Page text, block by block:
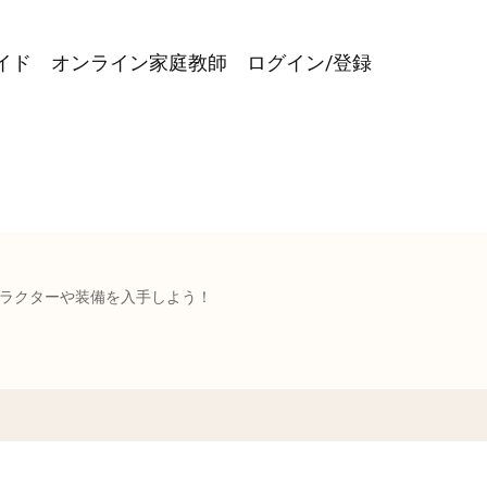
ド オンライン家庭教師 ログイン/登録
クターや装備を入手しよう！